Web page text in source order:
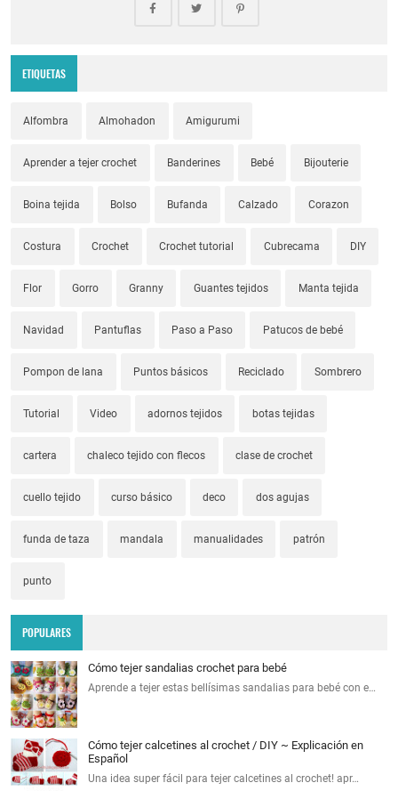
ETIQUETAS
Alfombra Almohadon Amigurumi
Aprender a tejer crochet Banderines Bebé Bijouterie
Boina tejida Bolso Bufanda Calzado Corazon
Costura Crochet Crochet tutorial Cubrecama DIY
Flor Gorro Granny Guantes tejidos Manta tejida
Navidad Pantuflas Paso a Paso Patucos de bebé
Pompon de lana Puntos básicos Reciclado Sombrero
Tutorial Video adornos tejidos botas tejidas
cartera chaleco tejido con flecos clase de crochet
cuello tejido curso básico deco dos agujas
funda de taza mandala manualidades patrón
punto
POPULARES
Cómo tejer sandalias crochet para bebé
Aprende a tejer estas bellísimas sandalias para bebé con e…
Cómo tejer calcetines al crochet / DIY ~ Explicación en
Español
Una idea super fácil para tejer calcetines al crochet! apr…